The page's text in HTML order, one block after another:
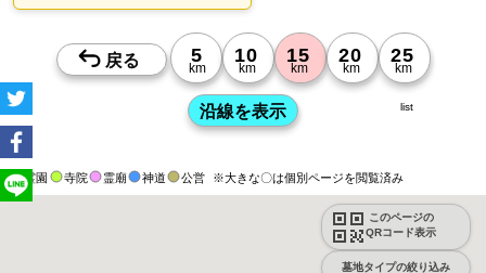
霊園 寺院 霊廟 神道 公営 ※大きな〇は個別ページを閲覧済み
このページの
QRコード表示
墓地タイプの絞り込み
list